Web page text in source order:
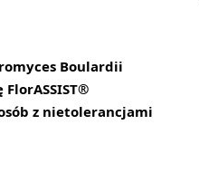
Boulardii
z nietolerancjami